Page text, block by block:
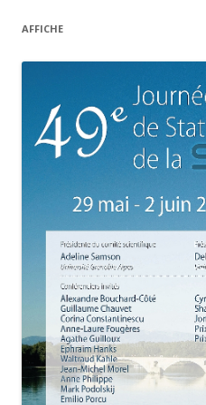
AFFICHE